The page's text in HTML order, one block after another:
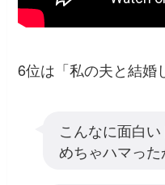
6位は「私の夫と結婚
こんなに面白
めちゃハマった